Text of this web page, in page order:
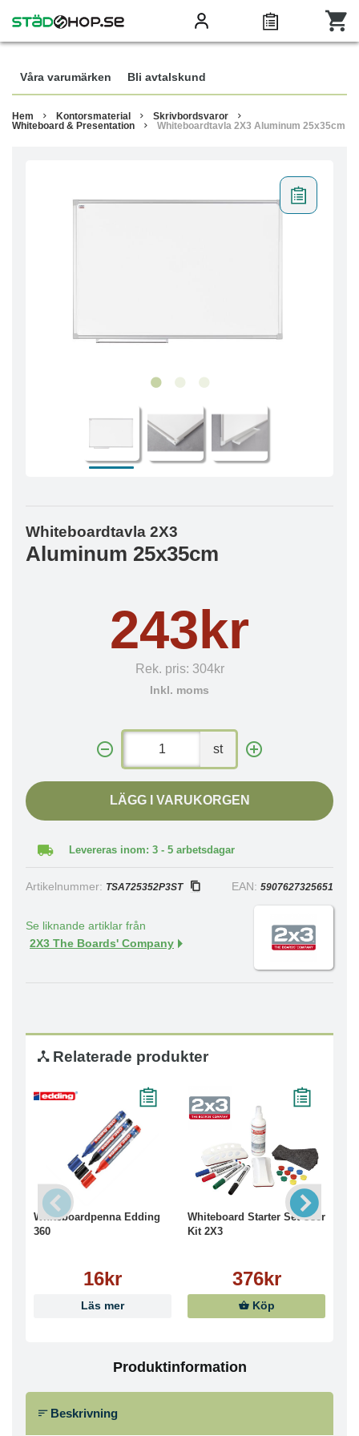
Våra varumärken Bli avtalskund
Hem Kontorsmaterial
Skrivbordsvaror
Whiteboard & Presentation
Whiteboardtavla 2X3 Aluminum 25x35cm
Whiteboardtavla 2X3
Aluminum 25x35cm
243kr
Rek. pris: 304kr
Inkl. moms
st
LÄGG I VARUKORGEN
Levereras inom: 3 - 5 arbetsdagar
Artikelnummer: TSA725352P3ST EAN: 5907627325651
Se liknande artiklar från
2X3 The Boards' Company
Relaterade produkter
Whiteboardpenna Edding
360
16kr
Läs mer
Whiteboard Starter Set-User
Kit 2X3
376kr
Köp
Produktinformation
Beskrivning